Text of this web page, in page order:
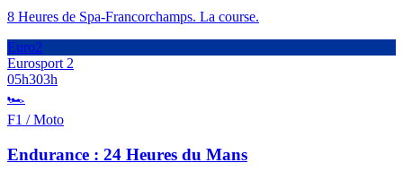
8 Heures de Spa-Francorchamps. La course.
Euro2
Eurosport 2
05h303h
🏎️
F1 / Moto
Endurance : 24 Heures du Mans